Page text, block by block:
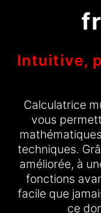
Intuitive,
Calculatrice
vous
techniques.
améliorée, à
fonctions
facile que
ce